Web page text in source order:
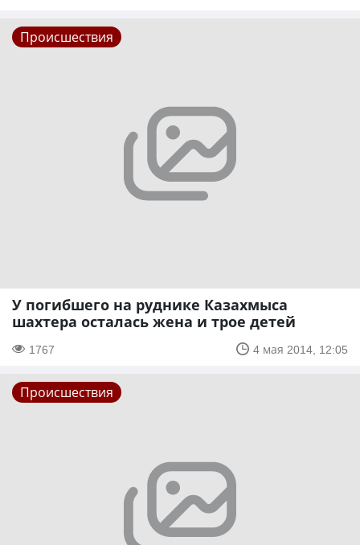
Происшествия
У погибшего на руднике Казахмыса
шахтера осталась жена и трое детей
1767 4 мая 2014, 12:05
Происшествия